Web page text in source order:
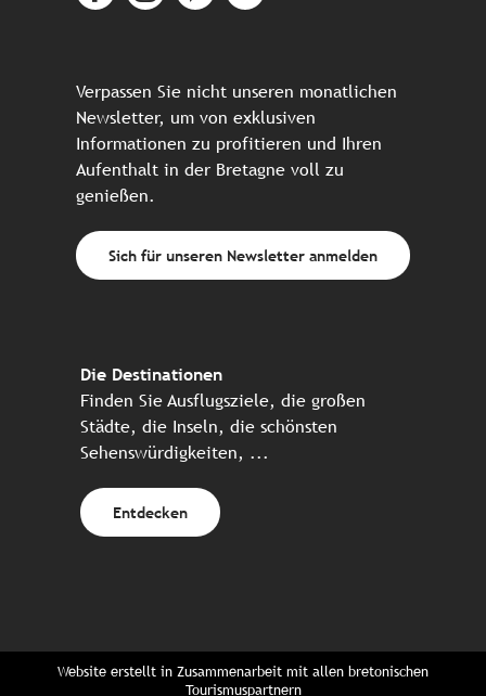
Verpassen Sie nicht unseren monatlichen
Newsletter, um von exklusiven
Informationen zu profitieren und Ihren
Aufenthalt in der Bretagne voll zu
genießen.
Sich für unseren Newsletter anmelden
Die Destinationen
Finden Sie Ausflugsziele, die großen
Städte, die Inseln, die schönsten
Sehenswürdigkeiten, ...
Entdecken
Website erstellt in Zusammenarbeit mit allen bretonischen
Tourismuspartnern